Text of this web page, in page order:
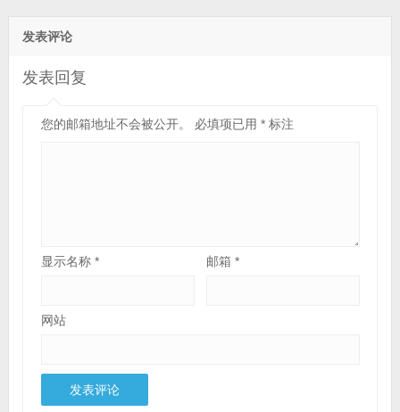
发表评论
发表回复
您的邮箱地址不会被公开。 必填项已用 *标注
显示名称 * 邮箱*
网站